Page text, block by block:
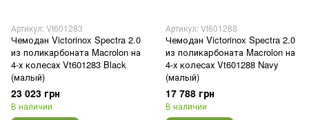
Артикул: Vt601283
Чемодан Victorinox Spectra 2.0
из поликарбоната Macrolon на
4-х колесах Vt601283 Black
(малый)
23 023 грн
В наличии
Артикул: Vt601288
Чемодан Victorinox Spectra 2.0
из поликарбоната Macrolon на
4-х колесах Vt601288 Navy
(малый)
17 788 грн
В наличии